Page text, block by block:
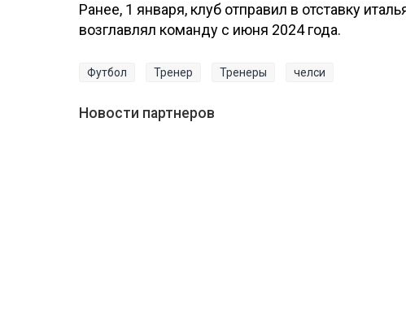
Ранее, 1 января, клуб отправил в отставку
возглавлял команду с июня 2024 года.
Футбол Тренер Тренеры челси
Новости партнеров